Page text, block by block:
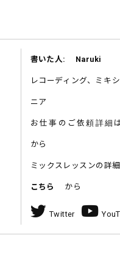
書いた人: Naruki
レコーディング、ミキ
ニア
お仕事のご依頼詳
から
ミックスレッスンの詳
こちら から
Twitter